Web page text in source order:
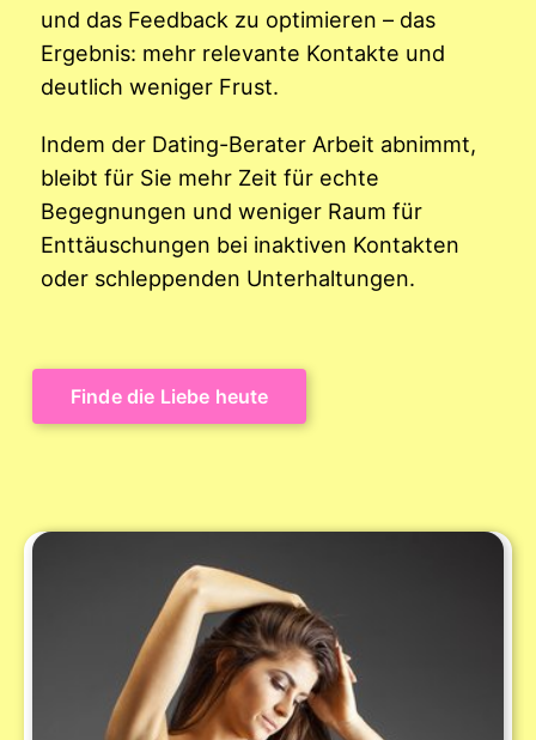
und das Feedback zu optimieren – das
Ergebnis: mehr relevante Kontakte und
deutlich weniger Frust.
Indem der Dating-Berater Arbeit abnimmt,
bleibt für Sie mehr Zeit für echte
Begegnungen und weniger Raum für
Enttäuschungen bei inaktiven Kontakten
oder schleppenden Unterhaltungen.
Finde die Liebe heute